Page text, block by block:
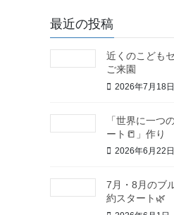
最近の投稿
近くのこども
ご来園
2026年7月18日
「世界に一つ
ート📒」作り
2026年6月22日
7月・8月のブ
約スタート🌿